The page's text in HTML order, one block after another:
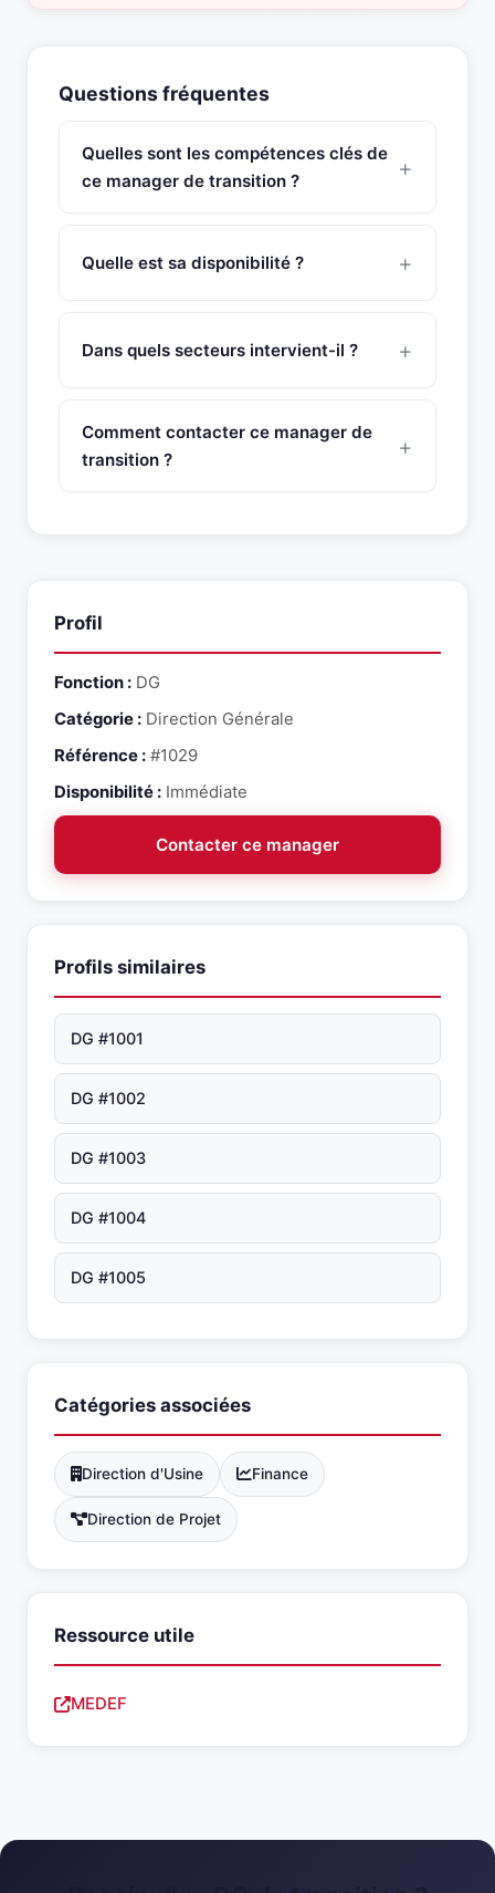
Questions fréquentes
Quelles sont les compétences clés de
ce manager de transition ?
Commerciales & Marketing possède une expertise
performance commerciale, etude de segmentation
Quelle est sa disponibilité ?
heures pour une mission de management de
Dans quels secteurs intervient-il ?
multiples secteurs. Son experience couvre des
contextes de transformation, restructuration et
Comment contacter ce manager de
transition ?
Profil
Fonction : DG
Catégorie : Direction Générale
Référence : #1029
Disponibilité : Immédiate
Contacter ce manager
Profils similaires
DG #1001
DG #1002
DG #1003
DG #1004
DG #1005
Catégories associées
Direction d'Usine Finance
Direction de Projet
Ressource utile
MEDEF